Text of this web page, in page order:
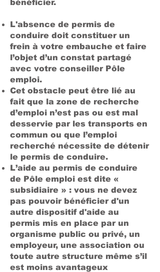
bénéficier.
L'absence de permis de
conduire doit constituer un
frein à votre embauche et faire
l’objet d’un constat partagé
avec votre conseiller Pôle
emploi.
Cet obstacle peut être lié au
fait que la zone de recherche
d’emploi n’est pas ou est mal
desservie par les transports en
commun ou que l’emploi
recherché nécessite de détenir
le permis de conduire.
L’aide au permis de conduire
de Pôle emploi est dite «
subsidiaire » : vous ne devez
pas pouvoir bénéficier d'un
autre dispositif d'aide au
permis mis en place par un
organisme public ou privé, un
employeur, une association ou
toute autre structure même s’il
est moins avantageux